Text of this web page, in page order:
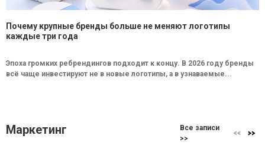
Почему крупные бренды больше не меняют логотипы
каждые три года
Эпоха громких ребрендингов подходит к концу. В 2026 году бренды
всё чаще инвестируют не в новые логотипы, а в узнаваемые...
Маркетинг
Все записи
>>